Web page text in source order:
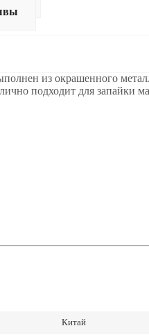
из окрашенного
подходит для запайки
Китай